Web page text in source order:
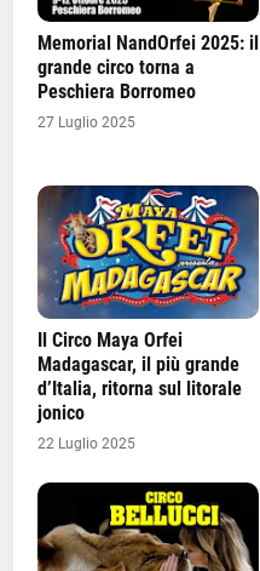
Memorial NandOrfei 2025: il
grande circo torna a
Peschiera Borromeo
27 Luglio 2025
Il Circo Maya Orfei
Madagascar, il più grande
d’Italia, ritorna sul litorale
jonico
22 Luglio 2025